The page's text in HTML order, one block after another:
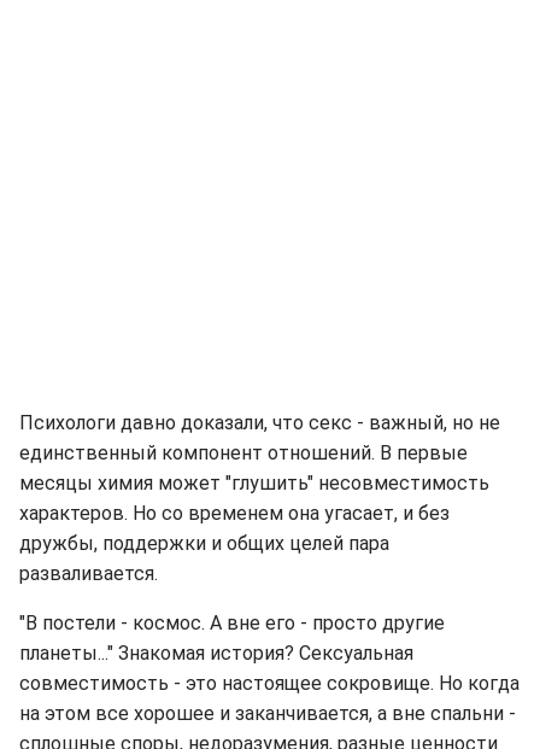
Психологи давно доказали, что секс - важный, но не
единственный компонент отношений. В первые
месяцы химия может "глушить" несовместимость
характеров. Но со временем она угасает, и без
дружбы, поддержки и общих целей пара
разваливается.
"В постели - космос. А вне его - просто другие
планеты..." Знакомая история? Сексуальная
совместимость - это настоящее сокровище. Но когда
на этом все хорошее и заканчивается, а вне спальни -
сплошные споры, недоразумения, разные ценности